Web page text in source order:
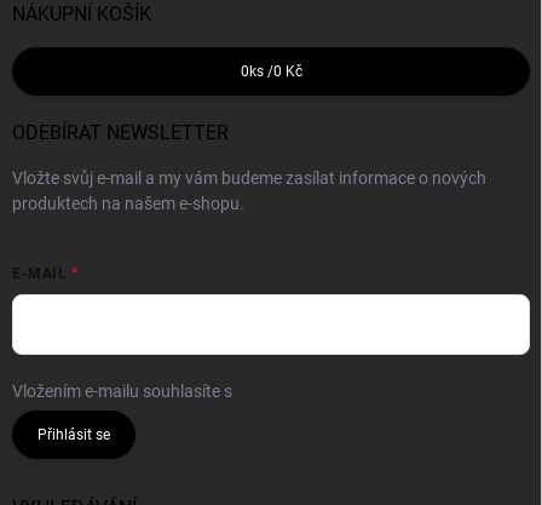
NÁKUPNÍ KOŠÍK
0ks /0 Kč
ODEBÍRAT NEWSLETTER
Vložte svůj e-mail a my vám budeme zasílat informace o nových
produktech na našem e-shopu.
E-MAIL
Vložením e-mailu souhlasíte s
Přihlásit se